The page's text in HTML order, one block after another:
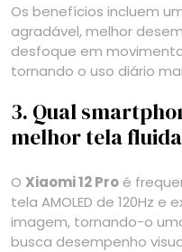
Os benefícios incluem
agradável, melhor
desfoque em
tornando o uso diário
3. Qual
melhor tela
O Xiaomi 12 Pro é
tela AMOLED de 120Hz
imagem, tornando-o
busca desempenho